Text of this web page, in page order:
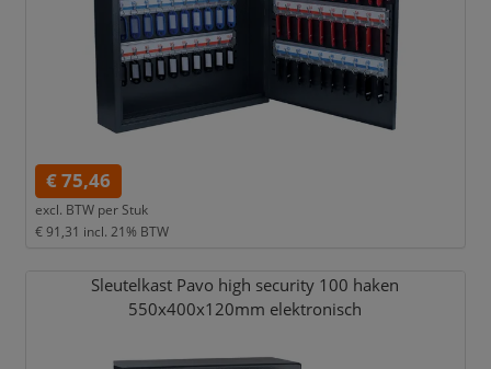
€ 75,46
excl. BTW per Stuk
€ 91,31 incl. 21% BTW
Sleutelkast Pavo high security 100 haken
550x400x120mm elektronisch